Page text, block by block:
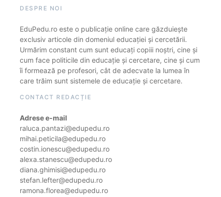
DESPRE NOI
EduPedu.ro este o publicație online care găzduiește
exclusiv articole din domeniul educației și cercetării.
Urmărim constant cum sunt educați copiii noștri, cine și
cum face politicile din educație și cercetare, cine și cum
îi formează pe profesori, cât de adecvate la lumea în
care trăim sunt sistemele de educație și cercetare.
CONTACT REDACȚIE
Adrese e-mail
raluca.pantazi@edupedu.ro
mihai.peticila@edupedu.ro
costin.ionescu@edupedu.ro
alexa.stanescu@edupedu.ro
diana.ghimisi@edupedu.ro
stefan.lefter@edupedu.ro
ramona.florea@edupedu.ro